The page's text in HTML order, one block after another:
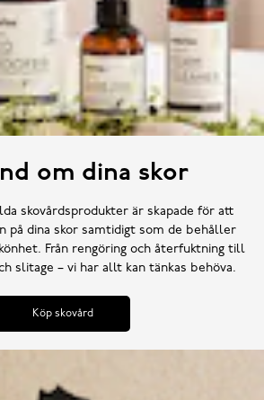
om dina skor
skovårdsprodukter är skapade för att
på dina skor samtidigt som de behåller
Från rengöring och återfuktning till
slitage – vi har allt kan tänkas behöva.
Köp skovård